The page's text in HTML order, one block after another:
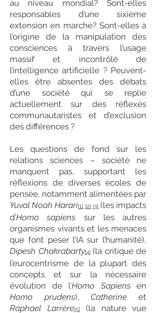
au niveau mondial? Sont-elles
responsables d’une sixième
extension en marche? Sont-elles à
l’origine de la manipulation des
consciences à travers l’usage
massif et incontrôlé de
l’intelligence artificielle ? Peuvent-
elles être absentes des débats
d’une société qui se replie
actuellement sur des réflexes
communautaristes et d’exclusion
des différences ?
Les questions de fond sur les
relations sciences – société ne
manquent pas, supportant les
réflexions de diverses écoles de
pensée, notamment alimentées par
Yuval Noah Harari[1] [2] [3] (les impacts
d’Homo sapiens sur les autres
organismes vivants et les menaces
que font peser l’IA sur l’humanité),
Dipesh Chakrabarty[4] (la critique de
l’eurocentrisme de la plupart des
concepts et sur la nécessaire
évolution de l’Homo Sapiens en
Homo prudens),Catherine et
Raphael Larrère[5]
(la nature vue